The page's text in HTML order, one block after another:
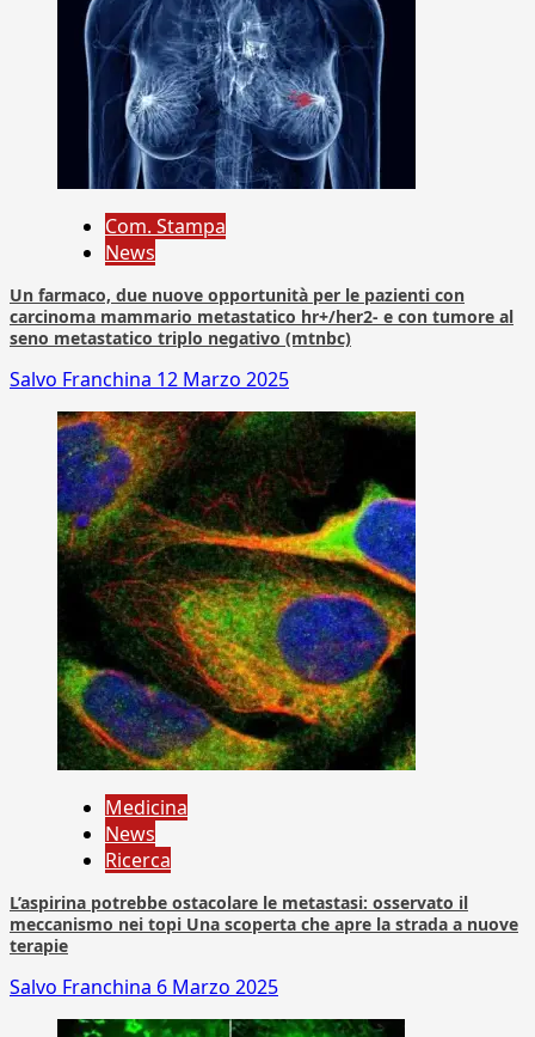
Com. Stampa
News
Un farmaco, due nuove opportunità per le pazienti con
carcinoma mammario metastatico hr+/her2- e con tumore al
seno metastatico triplo negativo (mtnbc)
Salvo Franchina 12 Marzo 2025
Medicina
News
Ricerca
L’aspirina potrebbe ostacolare le metastasi: osservato il
meccanismo nei topi Una scoperta che apre la strada a nuove
terapie
Salvo Franchina 6 Marzo 2025